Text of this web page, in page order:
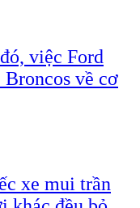
việc Ford
Broncos về cơ
xe mui trần